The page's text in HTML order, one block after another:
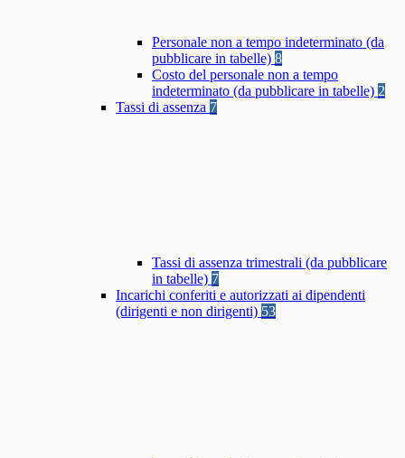
Personale non a tempo indeterminato (da
pubblicare in tabelle) 8
Costo del personale non a tempo
indeterminato (da pubblicare in tabelle) 2
Tassi di assenza 7
Tassi di assenza trimestrali (da pubblicare
in tabelle) 7
Incarichi conferiti e autorizzati ai dipendenti
(dirigenti e non dirigenti) 53